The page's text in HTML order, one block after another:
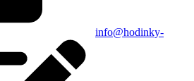
info@hodinky-